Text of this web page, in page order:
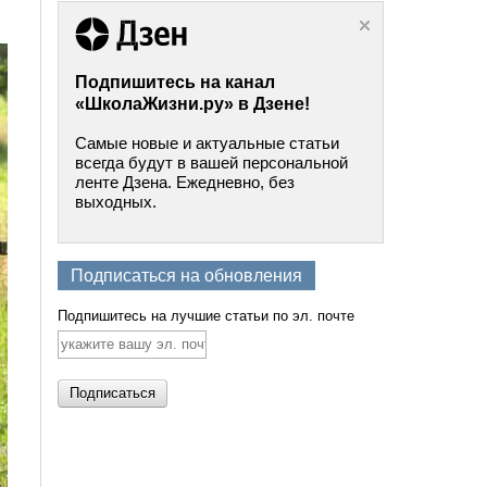
Подпишитесь на канал
«ШколаЖизни.ру» в Дзене!
Самые новые и актуальные статьи
всегда будут в вашей персональной
ленте Дзена. Ежедневно, без
выходных.
Подписаться на обновления
Подпишитесь на лучшие статьи по эл. почте